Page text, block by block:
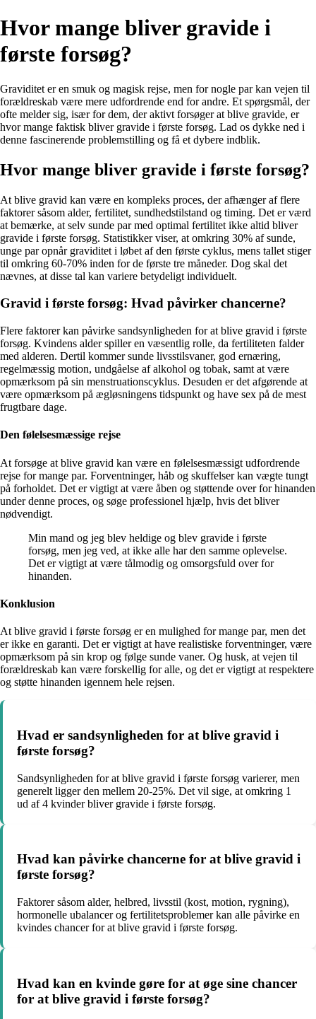
Hvor mange bliver gravide i
første forsøg?
Graviditet er en smuk og magisk rejse, men for nogle par kan vejen til
forældreskab være mere udfordrende end for andre. Et spørgsmål, der
ofte melder sig, især for dem, der aktivt forsøger at blive gravide, er
hvor mange faktisk bliver gravide i første forsøg. Lad os dykke ned i
denne fascinerende problemstilling og få et dybere indblik.
Hvor mange bliver gravide i første forsøg?
At blive gravid kan være en kompleks proces, der afhænger af flere
faktorer såsom alder, fertilitet, sundhedstilstand og timing. Det er værd
at bemærke, at selv sunde par med optimal fertilitet ikke altid bliver
gravide i første forsøg. Statistikker viser, at omkring 30% af sunde,
unge par opnår graviditet i løbet af den første cyklus, mens tallet stiger
til omkring 60-70% inden for de første tre måneder. Dog skal det
nævnes, at disse tal kan variere betydeligt individuelt.
Gravid i første forsøg: Hvad påvirker chancerne?
Flere faktorer kan påvirke sandsynligheden for at blive gravid i første
forsøg. Kvindens alder spiller en væsentlig rolle, da fertiliteten falder
med alderen. Dertil kommer sunde livsstilsvaner, god ernæring,
regelmæssig motion, undgåelse af alkohol og tobak, samt at være
opmærksom på sin menstruationscyklus. Desuden er det afgørende at
være opmærksom på ægløsningens tidspunkt og have sex på de mest
frugtbare dage.
Den følelsesmæssige rejse
At forsøge at blive gravid kan være en følelsesmæssigt udfordrende
rejse for mange par. Forventninger, håb og skuffelser kan vægte tungt
på forholdet. Det er vigtigt at være åben og støttende over for hinanden
under denne proces, og søge professionel hjælp, hvis det bliver
nødvendigt.
Min mand og jeg blev heldige og blev gravide i første
forsøg, men jeg ved, at ikke alle har den samme oplevelse.
Det er vigtigt at være tålmodig og omsorgsfuld over for
hinanden.
Konklusion
At blive gravid i første forsøg er en mulighed for mange par, men det
er ikke en garanti. Det er vigtigt at have realistiske forventninger, være
opmærksom på sin krop og følge sunde vaner. Og husk, at vejen til
forældreskab kan være forskellig for alle, og det er vigtigt at respektere
og støtte hinanden igennem hele rejsen.
Hvad er sandsynligheden for at blive gravid i
første forsøg?
Sandsynligheden for at blive gravid i første forsøg varierer, men
generelt ligger den mellem 20-25%. Det vil sige, at omkring 1
ud af 4 kvinder bliver gravide i første forsøg.
Hvad kan påvirke chancerne for at blive gravid i
første forsøg?
Faktorer såsom alder, helbred, livsstil (kost, motion, rygning),
hormonelle ubalancer og fertilitetsproblemer kan alle påvirke en
kvindes chancer for at blive gravid i første forsøg.
Hvad kan en kvinde gøre for at øge sine chancer
for at blive gravid i første forsøg?